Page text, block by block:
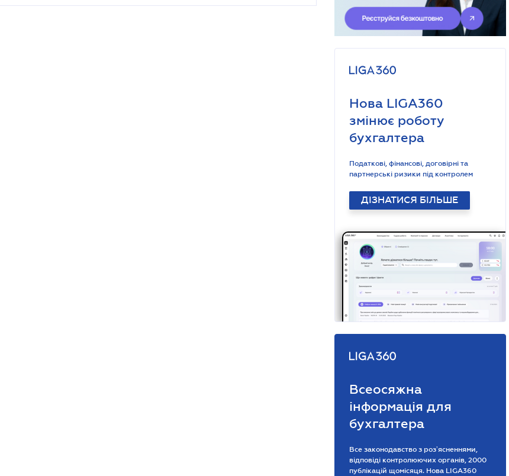
Нова LIGA360
змінює роботу
бухгалтера
Податкові, фінансові, договірні та
партнерські ризики під контролем
ДІЗНАТИСЯ БІЛЬШЕ
Всеосяжна
інформація для
бухгалтера
Все законодавство з розʼясненнями,
відповіді контролюючих органів, 2000
публікацій щомісяця. Нова LIGA360